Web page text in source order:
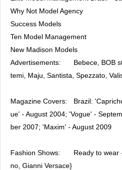
Why Not Model Agency
Success Models
Ten Model Management
New Madison Models
Advertisements:
Bebece, BOB
temi, Maju, Santista, Spezzato,
Magazine Covers:
Brazil:
ue' - August 2004; 'Vogue' -
ber 2007; 'Maxim' - August 2009
Fashion Shows:
Ready to wear
no, Gianni Versace}